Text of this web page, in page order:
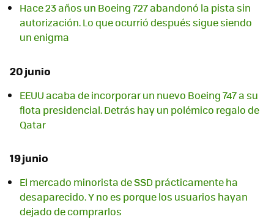
Hace 23 años un Boeing 727 abandonó la pista sin
autorización. Lo que ocurrió después sigue siendo
un enigma
20 junio
EEUU acaba de incorporar un nuevo Boeing 747 a su
flota presidencial. Detrás hay un polémico regalo de
Qatar
19 junio
El mercado minorista de SSD prácticamente ha
desaparecido. Y no es porque los usuarios hayan
dejado de comprarlos